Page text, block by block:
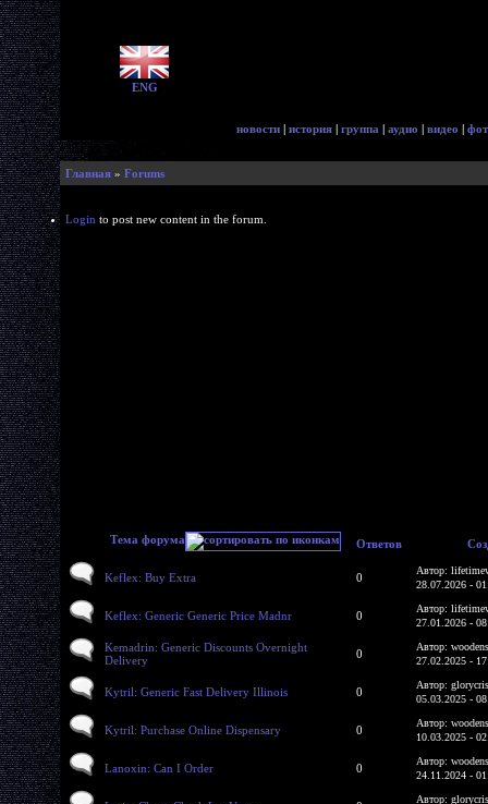
ENG
новости | история | группа | аудио | видео |
Главная » Forums
Login to post new content in the forum.
Тема форума Ответов
Keflex: Buy Extra 0
Автор:
28.07.2026 -
Keflex: Generic Generic Price Madnr 0
Автор:
27.01.2026 -
Kemadrin: Generic Discounts Overnight
Delivery
0
Автор:
27.02.2025 -
Kytril: Generic Fast Delivery Illinois 0
Автор:
05.03.2025 -
Kytril: Purchase Online Dispensary 0
Автор:
10.03.2025 -
Lanoxin: Can I Order 0
Автор:
24.11.2024 -
Автор: